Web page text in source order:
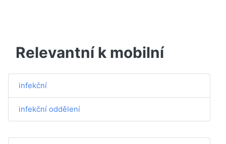
Relevantní k mobilní
infekční
infekční oddělení